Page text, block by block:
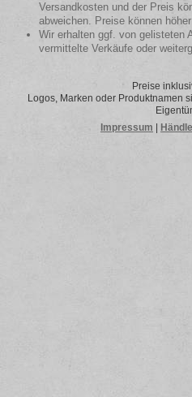
Versandkosten und der Preis
abweichen. Preise können
Wir erhalten ggf. von gelisteten
vermittelte Verkäufe oder
Preise
Logos, Marken oder Produktnamen
Impressum